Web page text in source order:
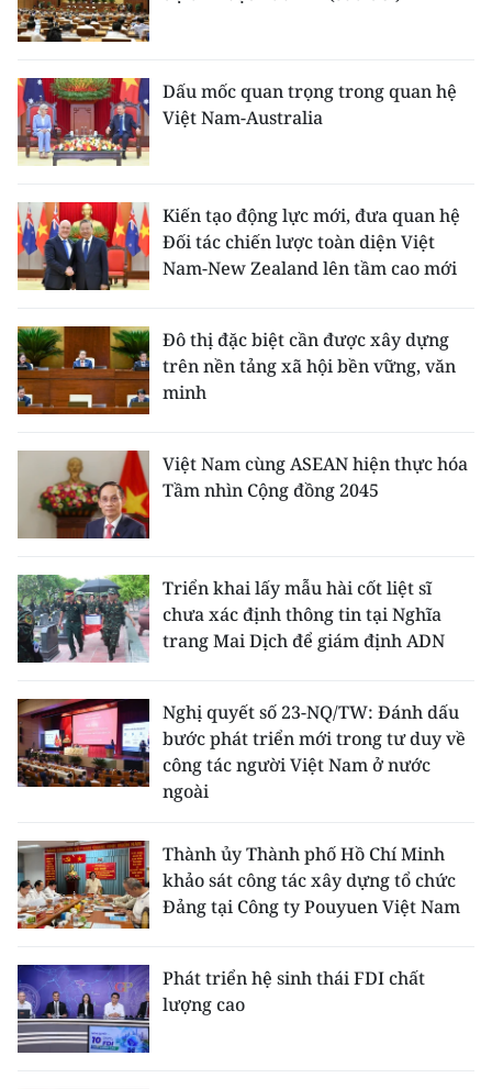
Dấu mốc quan trọng trong quan hệ
Việt Nam-Australia
Kiến tạo động lực mới, đưa quan hệ
Đối tác chiến lược toàn diện Việt
Nam-New Zealand lên tầm cao mới
Đô thị đặc biệt cần được xây dựng
trên nền tảng xã hội bền vững, văn
minh
Việt Nam cùng ASEAN hiện thực hóa
Tầm nhìn Cộng đồng 2045
Triển khai lấy mẫu hài cốt liệt sĩ
chưa xác định thông tin tại Nghĩa
trang Mai Dịch để giám định ADN
Nghị quyết số 23-NQ/TW: Đánh dấu
bước phát triển mới trong tư duy về
công tác người Việt Nam ở nước
ngoài
Thành ủy Thành phố Hồ Chí Minh
khảo sát công tác xây dựng tổ chức
Đảng tại Công ty Pouyuen Việt Nam
Phát triển hệ sinh thái FDI chất
lượng cao